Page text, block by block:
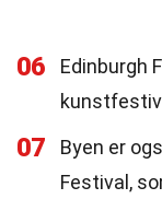
06
Edinburgh
07
Byen er
Festival,